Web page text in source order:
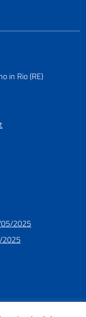
in Rio (RE)
05/2025
2025